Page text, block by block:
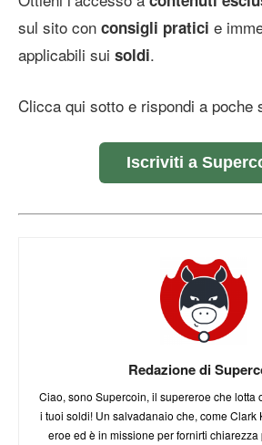
sul sito con consigli pratici e
applicabili sui soldi.
Clicca qui sotto e rispondi a poche
Iscriviti a
Redazione di
Ciao, sono Supercoin, il supereroe che lotta
i tuoi soldi! Un salvadanaio che, come Clark
eroe ed è in missione per fornirti